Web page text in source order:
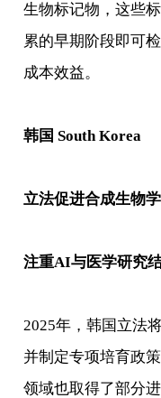
生物标记物，这些
累的早期阶段即可
成本效益。
韩国 South Korea
立法促进合成生物学
注重AI与医学研究
2025年，韩国立法
并制定专项培育政
领域也取得了部分进